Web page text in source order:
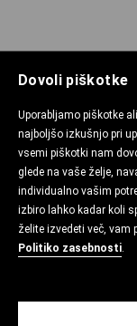
Dovoli piškotke
Uporabljamo piškotke
najboljšo izkušnjo pri
vsemi piškotki nam
glede na vaše želje,
individualno vašim
izbiro lahko kadar koli
želite izvedeti več, vam
Politiko zasebnosti.